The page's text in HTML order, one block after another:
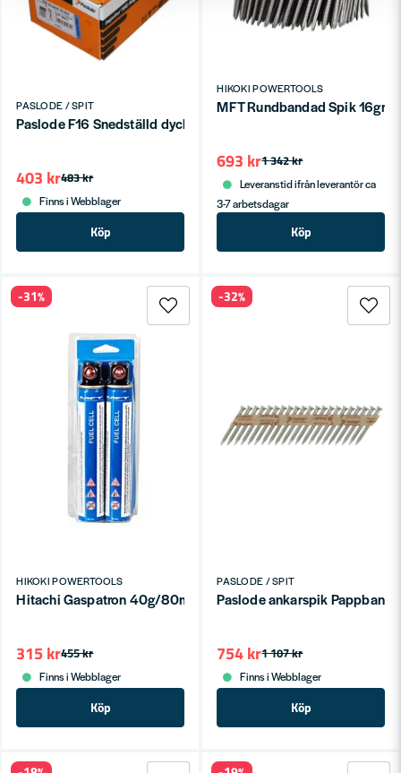
PASLODE / SPIT
Paslode F16 Snedställd dyckert 38-63mm Elförzinkad + gas
483 kr
403 kr
Finns i Webblager
Köp
HIKOKI POWERTOOLS
MFT Rundbandad Spik
1 342 kr
693 kr
Leveranstid ifrån leverantör ca
3-7 arbetsdagar
Köp
HIKOKI POWERTOOLS
Hitachi Gaspatron 40g/80ml 2-pack
455 kr
315 kr
Finns i Webblager
Köp
-31%
PASLODE / SPIT
Paslode ankarspik
1 107 kr
754 kr
Finns i Webblager
Köp
-32%